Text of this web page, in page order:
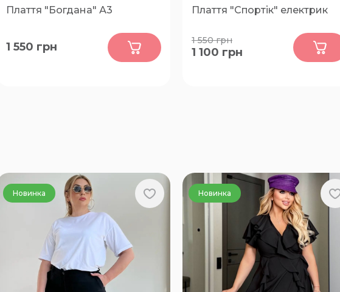
Плаття "Богдана" А3
52, 54, 56, 58, 60, 62, 64, 66, 68, 70,
1 550 грн
Плаття "Спортік" електрик
46-48, 50-52, 54-56, 58-60, 62-64,
1 550грн
1 100 грн
Новинка Новинка